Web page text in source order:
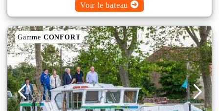
Voir le bateau
Gamme CONFORT